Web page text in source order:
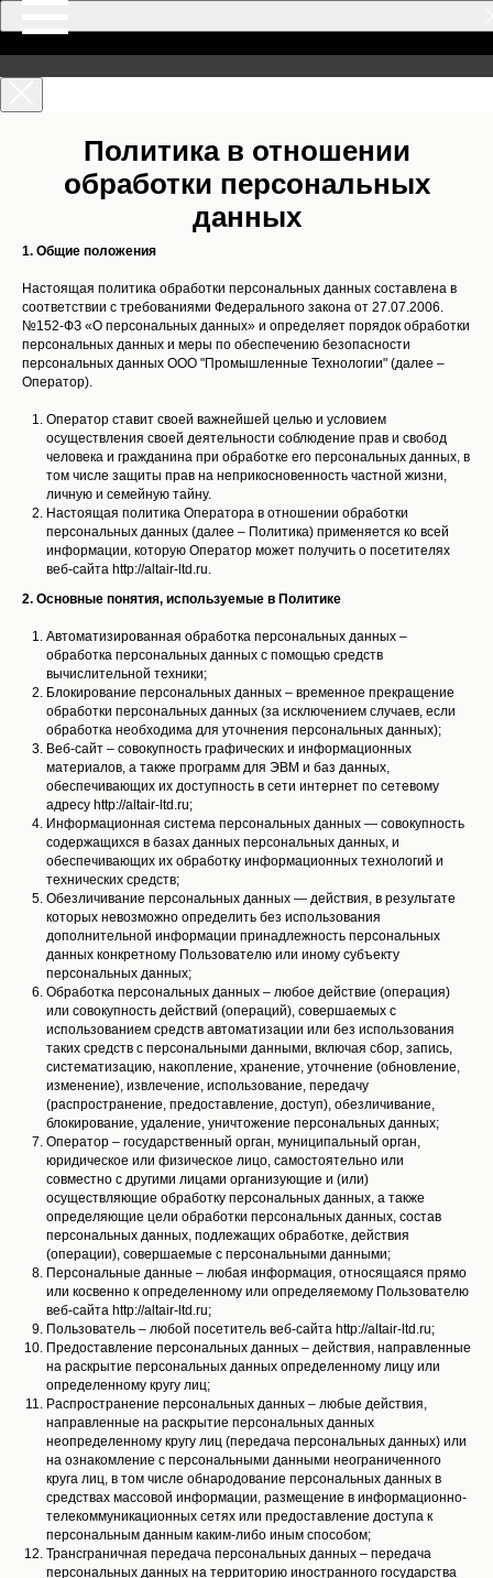
Политика в отношении
обработки персональных
данных
1. Общие положения
Настоящая политика обработки персональных данных составлена в
соответствии с требованиями Федерального закона от 27.07.2006.
№152-ФЗ «О персональных данных» и определяет порядок обработки
персональных данных и меры по обеспечению безопасности
персональных данных ООО "Промышленные Технологии" (далее –
Оператор).
Оператор ставит своей важнейшей целью и условием
осуществления своей деятельности соблюдение прав и свобод
человека и гражданина при обработке его персональных данных, в
том числе защиты прав на неприкосновенность частной жизни,
личную и семейную тайну.
Настоящая политика Оператора в отношении обработки
персональных данных (далее – Политика) применяется ко всей
информации, которую Оператор может получить о посетителях
веб-сайта http://altair-ltd.ru.
2. Основные понятия, используемые в Политике
Автоматизированная обработка персональных данных –
обработка персональных данных с помощью средств
вычислительной техники;
Блокирование персональных данных – временное прекращение
обработки персональных данных (за исключением случаев, если
обработка необходима для уточнения персональных данных);
Веб-сайт – совокупность графических и информационных
материалов, а также программ для ЭВМ и баз данных,
обеспечивающих их доступность в сети интернет по сетевому
адресу http://altair-ltd.ru;
Информационная система персональных данных — совокупность
содержащихся в базах данных персональных данных, и
обеспечивающих их обработку информационных технологий и
технических средств;
Обезличивание персональных данных — действия, в результате
которых невозможно определить без использования
дополнительной информации принадлежность персональных
данных конкретному Пользователю или иному субъекту
персональных данных;
Обработка персональных данных – любое действие (операция)
или совокупность действий (операций), совершаемых с
использованием средств автоматизации или без использования
таких средств с персональными данными, включая сбор, запись,
систематизацию, накопление, хранение, уточнение (обновление,
изменение), извлечение, использование, передачу
(распространение, предоставление, доступ), обезличивание,
блокирование, удаление, уничтожение персональных данных;
Оператор – государственный орган, муниципальный орган,
юридическое или физическое лицо, самостоятельно или
совместно с другими лицами организующие и (или)
осуществляющие обработку персональных данных, а также
определяющие цели обработки персональных данных, состав
персональных данных, подлежащих обработке, действия
(операции), совершаемые с персональными данными;
Персональные данные – любая информация, относящаяся прямо
или косвенно к определенному или определяемому Пользователю
веб-сайта http://altair-ltd.ru;
Пользователь – любой посетитель веб-сайта http://altair-ltd.ru;
Предоставление персональных данных – действия, направленные
на раскрытие персональных данных определенному лицу или
определенному кругу лиц;
Распространение персональных данных – любые действия,
направленные на раскрытие персональных данных
неопределенному кругу лиц (передача персональных данных) или
на ознакомление с персональными данными неограниченного
круга лиц, в том числе обнародование персональных данных в
средствах массовой информации, размещение в информационно-
телекоммуникационных сетях или предоставление доступа к
персональным данным каким-либо иным способом;
Трансграничная передача персональных данных – передача
персональных данных на территорию иностранного государства